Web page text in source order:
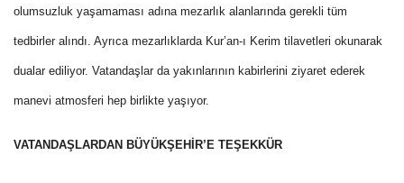
olumsuzluk yaşamaması adına mezarlık alanlarında gerekli tüm
tedbirler alındı. Ayrıca mezarlıklarda Kur’an-ı Kerim tilavetleri okunarak
dualar ediliyor. Vatandaşlar da yakınlarının kabirlerini ziyaret ederek
manevi atmosferi hep birlikte yaşıyor.
VATANDAŞLARDAN BÜYÜKŞEHİR’E TEŞEKKÜR